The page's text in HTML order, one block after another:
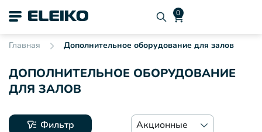
Главная Дополнительное оборудование для залов
ДОПОЛНИТЕЛЬНОЕ ОБОРУДОВАНИЕ
ДЛЯ ЗАЛОВ
Фильтр Акционные